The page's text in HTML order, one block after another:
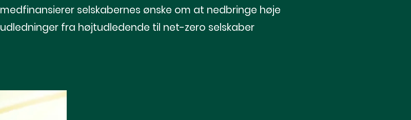
medfinansierer selskabernes ønske om at nedbringe høje
udledninger fra højtudledende til net-zero selskaber